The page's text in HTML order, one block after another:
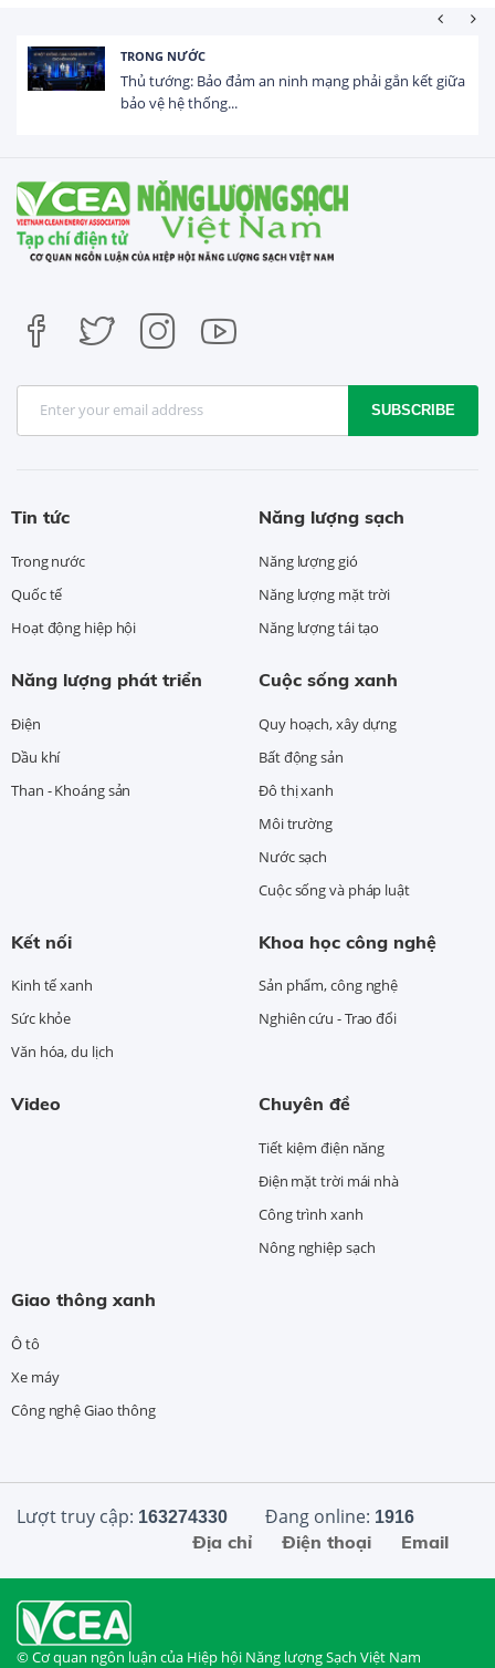
TRONG NƯỚC
Thủ tướng: Bảo đảm an ninh mạng phải gắn kết giữa
bảo vệ hệ thống...
SUBSCRIBE
Tin tức
Trong nước
Quốc tế
Hoạt động hiệp hội
Năng lượng sạch
Năng lượng gió
Năng lượng mặt trời
Năng lượng tái tạo
Năng lượng phát triển
Điện
Dầu khí
Than - Khoáng sản
Cuộc sống xanh
Quy hoạch, xây dựng
Bất động sản
Đô thị xanh
Môi trường
Nước sạch
Cuộc sống và pháp luật
Kết nối
Kinh tế xanh
Sức khỏe
Văn hóa, du lịch
Khoa học công nghệ
Sản phẩm, công nghệ
Nghiên cứu - Trao đổi
Video Chuyên đề
Tiết kiệm điện năng
Điện mặt trời mái nhà
Công trình xanh
Nông nghiệp sạch
Giao thông xanh
Ô tô
Xe máy
Công nghệ Giao thông
Lượt truy cập: 163274330 Đang online: 1916
Email
Điện thoại
Địa chỉ
© Cơ quan ngôn luận của Hiệp hội Năng lượng Sạch Việt Nam